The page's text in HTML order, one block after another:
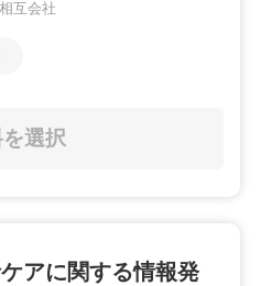
互会社
選択
アに関する情報発